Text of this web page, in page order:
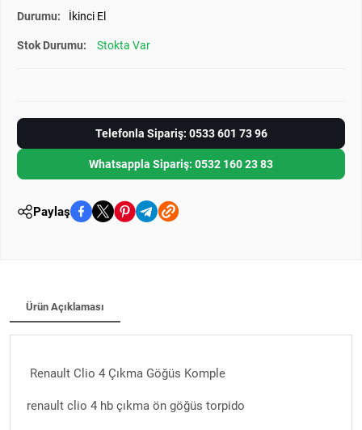
Durumu: İkinci El
Stok Durumu: Stokta Var
Telefonla Sipariş: 0533 601 73 96
Whatsappla Sipariş: 0532 160 23 83
Paylaş
Ürün Açıklaması
Renault Clio 4 Çıkma Göğüs Komple
renault clio 4 hb çıkma ön göğüs torpido